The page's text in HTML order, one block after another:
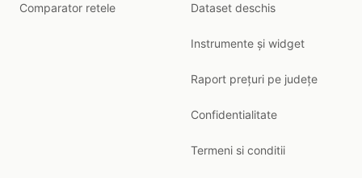
Comparator retele Dataset deschis
Instrumente și widget
Raport prețuri pe județe
Confidentialitate
Termeni si conditii